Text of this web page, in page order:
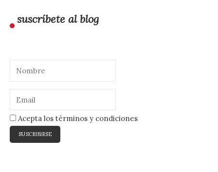
suscríbete al blog
Acepta los términos y condiciones